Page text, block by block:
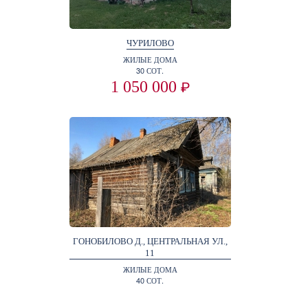
ЧУРИЛОВО
ЖИЛЫЕ ДОМА
30 СОТ.
1 050 000 ₽
ГОНОБИЛОВО Д., ЦЕНТРАЛЬНАЯ УЛ.,
11
ЖИЛЫЕ ДОМА
40 СОТ.